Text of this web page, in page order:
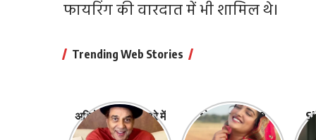
फायरिंग की वारदात में भी शामिल थे।
Trending Web Stories
अभिनेता धर्मेंद्र के बारे में
10 रोचक बातें, जिनके
भोजपुरी की ये 10
हसीनाएं हैं सबसे